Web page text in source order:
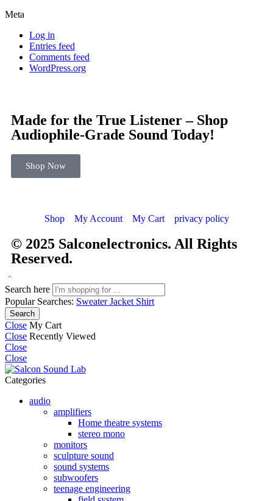
Meta
Log in
Entries feed
Comments feed
WordPress.org
Made for the True Listener – Shop
Audiophile-Grade Sound Today!
Shop Now
Shop My Account My Cart privacy policy
© 2025 Salconelectronics. All Rights
Reserved.
Search here
Popular Searches: SweaterJacket Shirt
Search
Close My Cart
Close Recently Viewed
Close
Close
Categories
audio
amplifiers
Home theatre systems
stereo mono
monitors
sculpture sound
sound systems
subwoofers
teenage engineering